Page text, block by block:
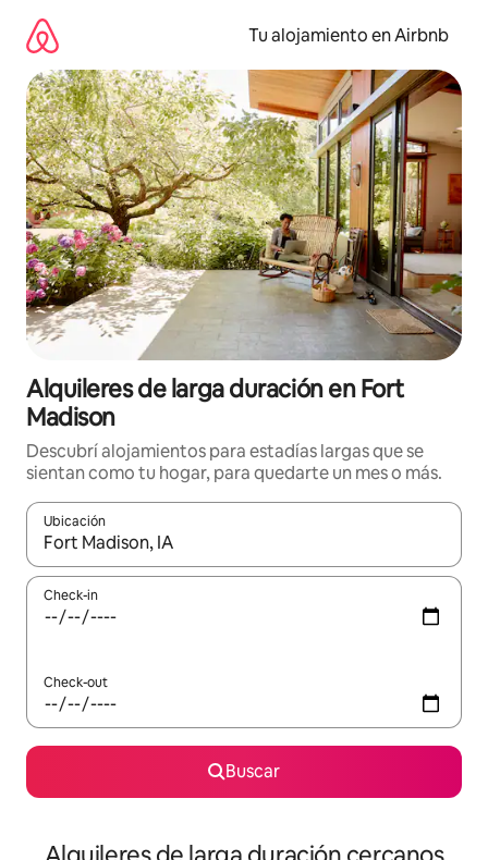
contenido
Tu alojamiento en Airbnb
Alquileres de larga duración en Fort
Madison
Descubrí alojamientos para estadías largas que se
sientan como tu hogar, para quedarte un mes o más.
Ubicación
Cuando los resultados estén disponibles, navegá con las
Check-in
Check-out
Buscar